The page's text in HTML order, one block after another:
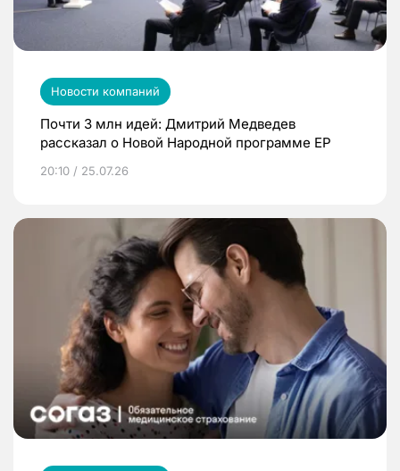
Новости компаний
Почти 3 млн идей: Дмитрий Медведев
рассказал о Новой Народной программе ЕР
20:10 / 25.07.26